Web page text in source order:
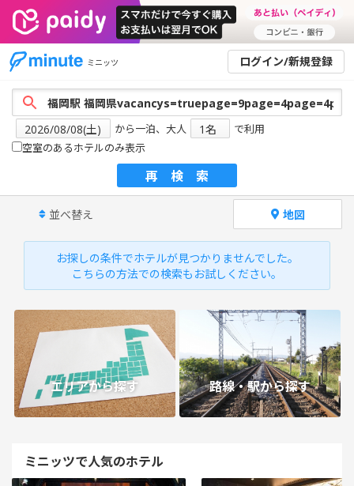
ミニッツ ログイン/新規登録
から一泊、大人
で利用
空室のあるホテルのみ表示
再検索
並べ替え 地図
お探しの条件でホテルが見つかりませんでした。
こちらの方法での検索もお試しください。
エリアから探す 路線・駅から探す
ミニッツで人気のホテル